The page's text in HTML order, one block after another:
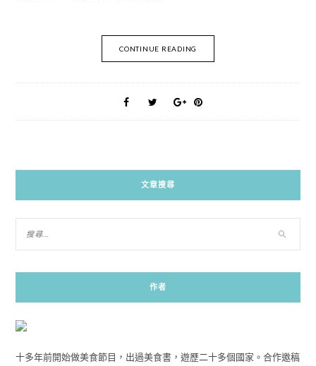
CONTINUE READING
文章搜尋
作者
十多年前開始做美食節目，出過美食書，遊歷二十多個國家。合作邀稿